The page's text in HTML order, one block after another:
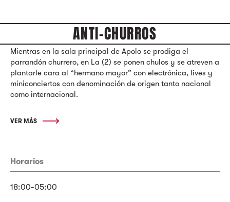
ANTI-CHURROS
Mientras en la sala principal de Apolo se prodiga el
parrandón churrero, en La (2) se ponen chulos y se atreven a
plantarle cara al “hermano mayor” con electrónica, lives y
miniconciertos con denominación de origen tanto nacional
como internacional.
VER MÁS
Horarios
18:00-05:00